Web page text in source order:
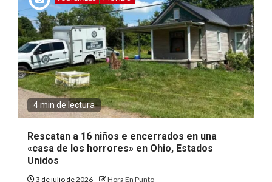
4 min de lectura
Rescatan a 16 niños e encerrados en una
«casa de los horrores» en Ohio, Estados
Unidos
3 de julio de 2026 Hora En Punto